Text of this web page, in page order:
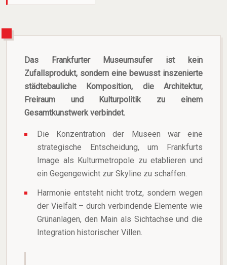
Das Frankfurter Museumsufer ist kein
Zufallsprodukt, sondern eine bewusst inszenierte
städtebauliche Komposition, die Architektur,
Freiraum und Kulturpolitik zu einem
Gesamtkunstwerk verbindet.
Die Konzentration der Museen war eine
strategische Entscheidung, um Frankfurts
Image als Kulturmetropole zu etablieren und
ein Gegengewicht zur Skyline zu schaffen.
Harmonie entsteht nicht trotz, sondern wegen
der Vielfalt – durch verbindende Elemente wie
Grünanlagen, den Main als Sichtachse und die
Integration historischer Villen.